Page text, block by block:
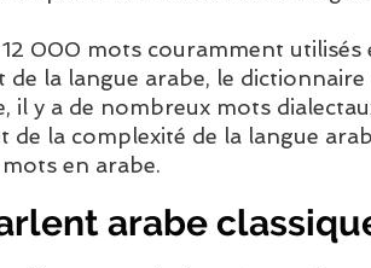
12 000 mots couramment utilisés
la langue arabe, le dictionnaire
y a de nombreux mots
de la complexité de la langue
en arabe.
arabe